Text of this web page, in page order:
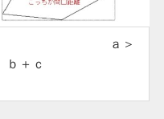
ａ＞
ｂ＋ｃ